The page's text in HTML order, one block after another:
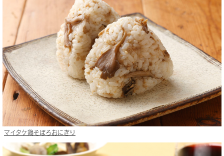
マイタケ鶏そぼろおにぎり